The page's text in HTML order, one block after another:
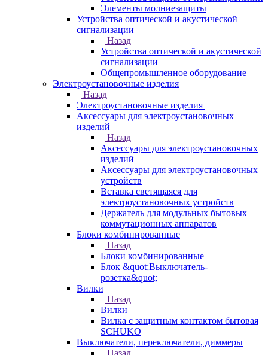
Элементы молниезащиты
Устройства оптической и акустической
сигнализации
Назад
Устройства оптической и акустической
сигнализации
Общепромышленное оборудование
Электроустановочные изделия
Назад
Электроустановочные изделия
Аксессуары для электроустановочных
изделий
Назад
Аксессуары для электроустановочных
изделий
Аксессуары для электроустановочных
устройств
Вставка светящаяся для
электроустановочных устройств
Держатель для модульных бытовых
коммутационных аппаратов
Блоки комбинированные
Назад
Блоки комбинированные
Блок &quot;Выключатель-
розетка&quot;
Вилки
Назад
Вилки
Вилка с защитным контактом бытовая
SCHUKO
Выключатели, переключатели, диммеры
Назад